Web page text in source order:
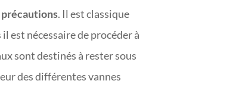
précautions. Il est classique
est nécessaire de procéder à
sont destinés à rester sous
des différentes vannes